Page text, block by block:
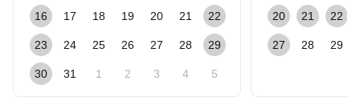
16 17 18 19 20 21 22
23 24 25 26 27 28 29
30 31 1 2 3 4 5
20 21 22
27 28 29